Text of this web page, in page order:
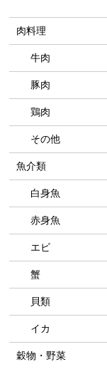
肉料理
牛肉
豚肉
鶏肉
その他
魚介類
白身魚
赤身魚
エビ
蟹
貝類
イカ
穀物・野菜